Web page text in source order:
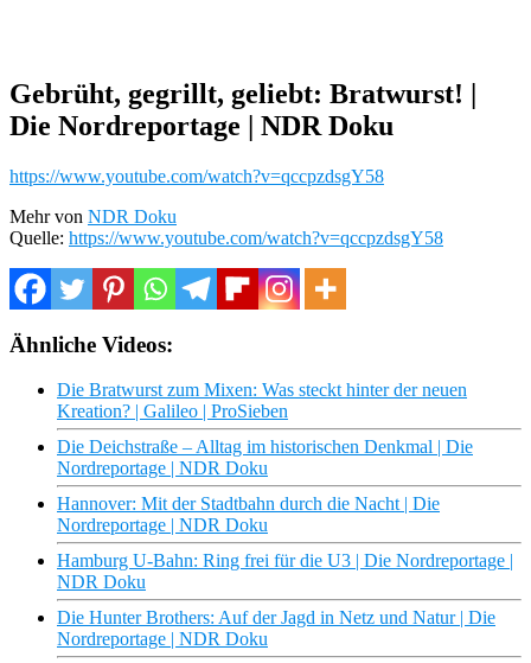
Gebrüht, gegrillt, geliebt: Bratwurst! |
Die Nordreportage | NDR Doku
https://www.youtube.com/watch?v=qccpzdsgY58
Mehr von NDR Doku
Quelle: https://www.youtube.com/watch?v=qccpzdsgY58
Ähnliche Videos:
Die Bratwurst zum Mixen: Was steckt hinter der neuen
Kreation? | Galileo | ProSieben
Die Deichstraße – Alltag im historischen Denkmal | Die
Nordreportage | NDR Doku
Hannover: Mit der Stadtbahn durch die Nacht | Die
Nordreportage | NDR Doku
Hamburg U-Bahn: Ring frei für die U3 | Die Nordreportage |
NDR Doku
Die Hunter Brothers: Auf der Jagd in Netz und Natur | Die
Nordreportage | NDR Doku